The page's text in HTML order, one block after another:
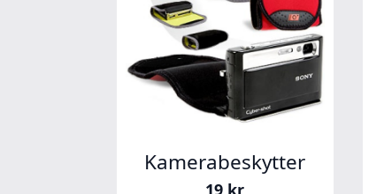
Kamerabeskytter
19 kr